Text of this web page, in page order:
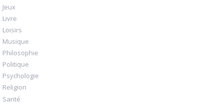
Jeux
Livre
Loisirs
Musique
Philosophie
Politique
Psychologie
Religion
Santé